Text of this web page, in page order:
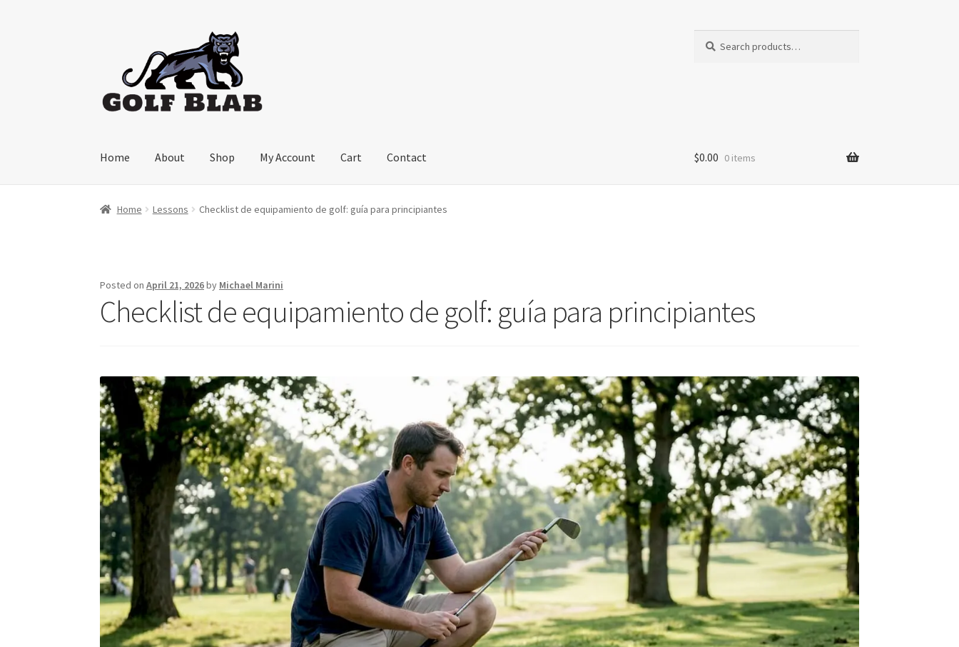
navigation
content
for:
Home About Shop My Account Cart Contact $0.00 0 items
Home Lessons Checklist de equipamiento de golf: guía para principiantes
Posted onApril 21, 2026by Michael Marini
Checklist de equipamiento de golf: guía para principiantes